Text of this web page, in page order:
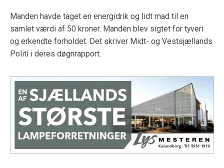
Manden havde taget en energidrik og lidt mad til en
samlet værdi af 50 kroner. Manden blev sigtet for tyveri
og erkendte forholdet. Det skriver Midt- og Vestsjællands
Politi i deres døgnrapport.